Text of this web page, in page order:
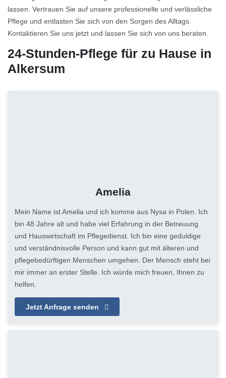
lassen. Vertrauen Sie auf unsere professionelle und verlässliche
Pflege und entlasten Sie sich von den Sorgen des Alltags.
Kontaktieren Sie uns jetzt und lassen Sie sich von uns beraten.
24-Stunden-Pflege für zu Hause in
Alkersum
Amelia
Mein Name ist Amelia und ich komme aus Nysa in Polen. Ich
bin 48 Jahre alt und habe viel Erfahrung in der Betreuung
und Hauswirtschaft im Pflegedienst. Ich bin eine geduldige
und verständnisvolle Person und kann gut mit älteren und
pflegebedürftigen Menschen umgehen. Der Mensch steht bei
mir immer an erster Stelle. Ich würde mich freuen, Ihnen zu
helfen.
Jetzt Anfrage senden